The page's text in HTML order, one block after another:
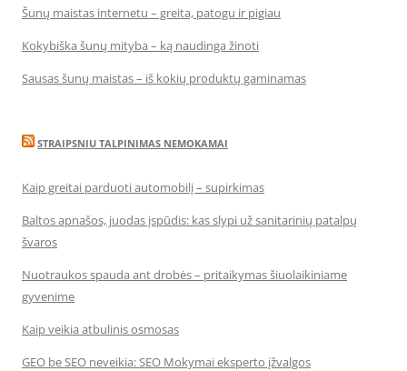
Šunų maistas internetu – greita, patogu ir pigiau
Kokybiška šunų mityba – ką naudinga žinoti
Sausas šunų maistas – iš kokių produktų gaminamas
STRAIPSNIU TALPINIMAS NEMOKAMAI
Kaip greitai parduoti automobilį – supirkimas
Baltos apnašos, juodas įspūdis: kas slypi už sanitarinių patalpų
švaros
Nuotraukos spauda ant drobės – pritaikymas šiuolaikiniame
gyvenime
Kaip veikia atbulinis osmosas
GEO be SEO neveikia: SEO Mokymai eksperto įžvalgos